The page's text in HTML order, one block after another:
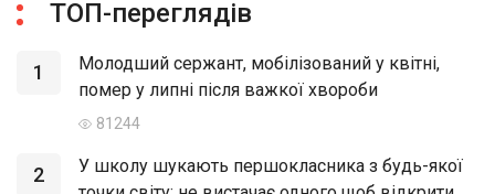
ТОП-переглядів
1
Молодший сержант, мобілізований у квітні,
помер у липні після важкої хвороби
81244
2
У школу шукають першокласника з будь-якої